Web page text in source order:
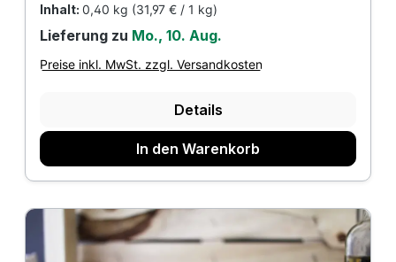
Inhalt: 0,40 kg (31,97 € / 1 kg)
Lieferung zu Mo., 10. Aug.
Preise inkl. MwSt. zzgl. Versandkosten
Details
In den Warenkorb